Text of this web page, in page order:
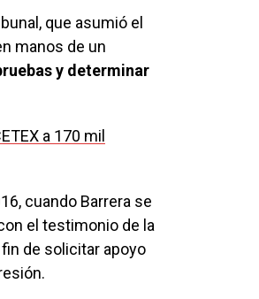
que asumió el
manos de un
y determinar
a 170 mil
cuando Barrera se
el testimonio de la
de solicitar apoyo